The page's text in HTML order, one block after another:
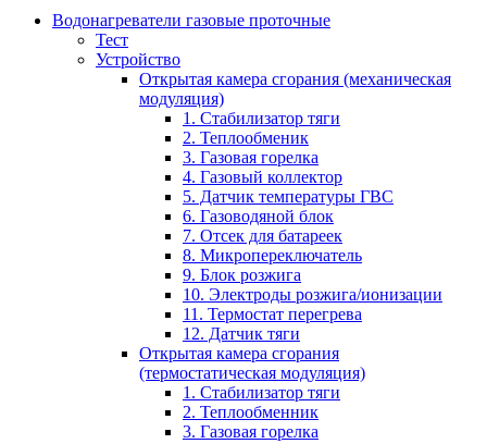
Водонагреватели газовые проточные
Тест
Устройство
Открытая камера сгорания (механическая
модуляция)
1. Стабилизатор тяги
2. Теплообменик
3. Газовая горелка
4. Газовый коллектор
5. Датчик температуры ГВС
6. Газоводяной блок
7. Отсек для батареек
8. Микропереключатель
9. Блок розжига
10. Электроды розжига/ионизации
11. Термостат перегрева
12. Датчик тяги
Открытая камера сгорания
(термостатическая модуляция)
1. Стабилизатор тяги
2. Теплообменник
3. Газовая горелка